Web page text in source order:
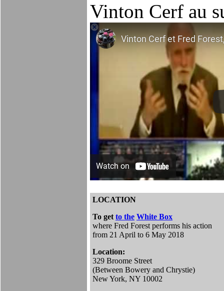
Vinton Cerf au
LOCATION
To get to the White Box
where Fred Forest performs his action
from 21 April to 6 May 2018
Location:
329 Broome Street
(Between Bowery and Chrystie)
New York, NY 10002